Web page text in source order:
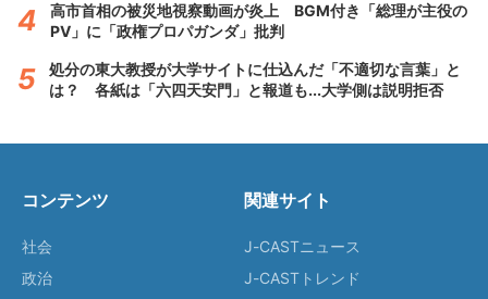
高市首相の被災地視察動画が炎上 BGM付き「総理が主役の
PV」に「政権プロパガンダ」批判
処分の東大教授が大学サイトに仕込んだ「不適切な言葉」と
は？ 各紙は「六四天安門」と報道も...大学側は説明拒否
コンテンツ
社会
政治
関連サイト
J-CASTニュース
J-CASTトレンド